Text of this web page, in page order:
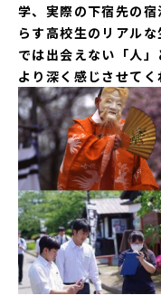
学、実際の下宿先の
らす高校生のリアル
では出会えない「人
より深く感じさせてく